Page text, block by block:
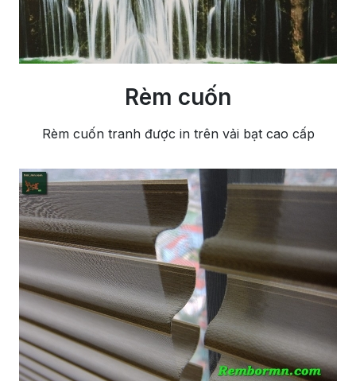
Rèm cuốn
Rèm cuốn tranh được in trên vải bạt cao cấp